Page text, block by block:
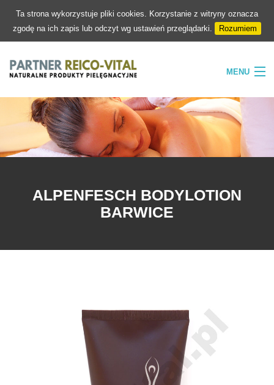
Ta strona wykorzystuje pliki cookies. Korzystanie z witryny oznacza
zgodę na ich zapis lub odczyt wg ustawień przeglądarki.
Rozumiem
MENU
HOME
NATURA
ALPENFESCH BODYLOTION
BARWICE